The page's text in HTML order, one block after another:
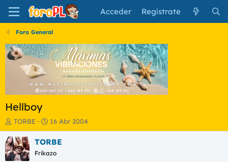
Acceder Regístrate
Foro General
Hellboy
I
n
i
c
i
TORBE
F
e
c
a
16 Abr 2004
TORBE
Frikazo